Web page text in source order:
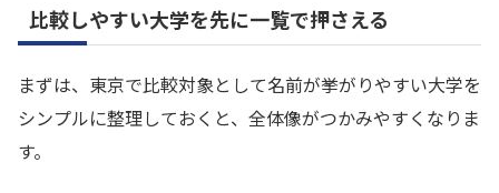
比較しやすい大学を先に一覧で押さえる
まずは、東京で比較対象として名前が挙がりやすい大学を
シンプルに整理しておくと、全体像がつかみやすくなりま
す。